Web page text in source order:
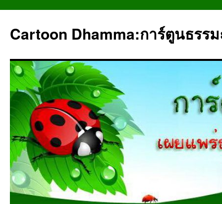
Cartoon Dhamma:การ์ตูนธรร